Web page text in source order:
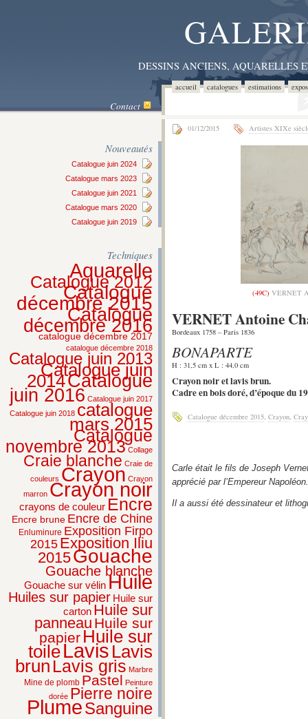
DESSINS ANCIENS,
accueil catalogues estimations
Contact
Nouveautés
Catalogue juin 2024
Catalogue mars 2023
Catalogue juin 2021
Catalogue mars 2020
Catalogue juin 2019
Techniques
Aquarelle
Catalogue 2012
Catalogue
décembre 2015
Catalogue
décembre 2016
catalogue décembre 2017
catalogue décembre 2018
Catalogue juin 2013
Catalogue juin
2014Catalogue
juin 2016 Catalogue juin 2017
Catalogue juin 2018 catalogue
mars 2015
Catalogue
novembre 2013 Collage
Craie blanche Craie de
couleurs Crayon Crayon
marron Crayon noir
crayons de couleur Encre
Encre brune Encre de Chine
Enluminure Exposition Firpo
2015 Exposition Iliu
2015Gouache
Gouache blanche
Gouache sur vélinHuile
Huiles sur papier Huile sur
carton Huile sur
panneau Huile sur
papier Huile sur
toileLavis Lavis
brun Lavis gris Marbre
Mine de plomb Pastel Peinture
dorée Pierre noire
PlumeSanguine
01/12/2015 Artistes XIXe
(49C) VERNET
VERNET Antoine
Bordeaux 1758 – Paris 1836
BONAPARTE
H : 31,5 cm x L : 44,0 cm
Crayon noir et lavis brun.
Cadre en bois doré, d’époque du 19
Catalogue décembre 2015 Crayon
Carle était le fils de Joseph
apprécié par l’Empereur Napoléon.
Il a aussi été dessinateur et